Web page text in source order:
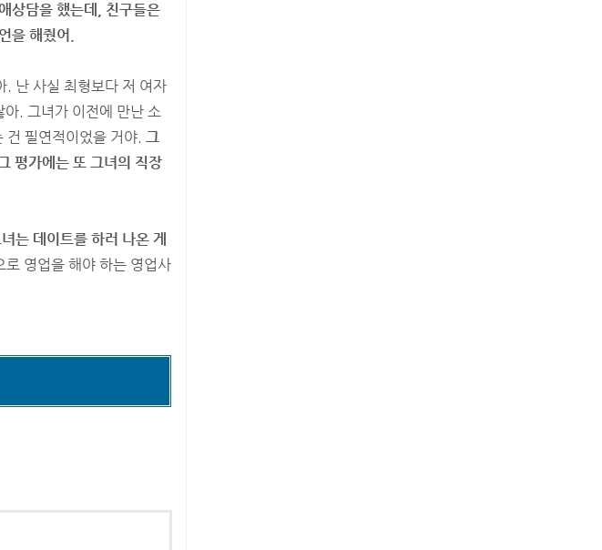
상담을 했는데, 친구들은
을 해줬어.
. 난 사실 최형보다 저 여자
. 그녀가 이전에 만난 소
건 필연적이었을 거야. 그
평가에는 또 그녀의 직장
는 데이트를 하러 나온 게
영업을 해야 하는 영업사